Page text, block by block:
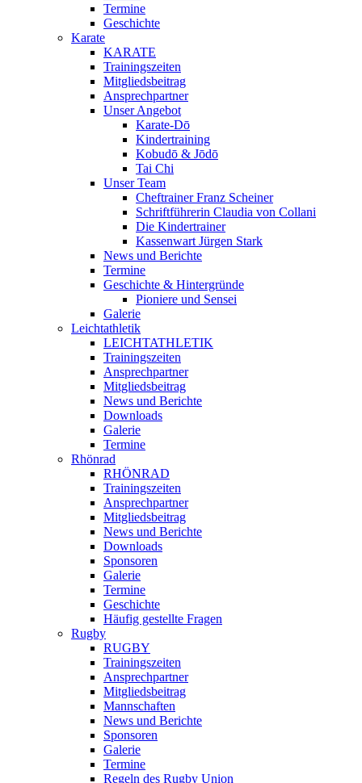
Termine
Geschichte
Karate
KARATE
Trainingszeiten
Mitgliedsbeitrag
Ansprechpartner
Unser Angebot
Karate-Dō
Kindertraining
Kobudō & Jōdō
Tai Chi
Unser Team
Cheftrainer Franz Scheiner
Schriftführerin Claudia von Collani
Die Kindertrainer
Kassenwart Jürgen Stark
News und Berichte
Termine
Geschichte & Hintergründe
Pioniere und Sensei
Galerie
Leichtathletik
LEICHTATHLETIK
Trainingszeiten
Ansprechpartner
Mitgliedsbeitrag
News und Berichte
Downloads
Galerie
Termine
Rhönrad
RHÖNRAD
Trainingszeiten
Ansprechpartner
Mitgliedsbeitrag
News und Berichte
Downloads
Sponsoren
Galerie
Termine
Geschichte
Häufig gestellte Fragen
Rugby
RUGBY
Trainingszeiten
Ansprechpartner
Mitgliedsbeitrag
Mannschaften
News und Berichte
Sponsoren
Galerie
Termine
Regeln des Rugby Union